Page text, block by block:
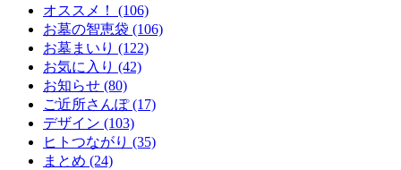
オススメ！ (106)
お墓の智恵袋 (106)
お墓まいり (122)
お気に入り (42)
お知らせ (80)
ご近所さんぽ (17)
デザイン (103)
ヒトつながり (35)
まとめ (24)